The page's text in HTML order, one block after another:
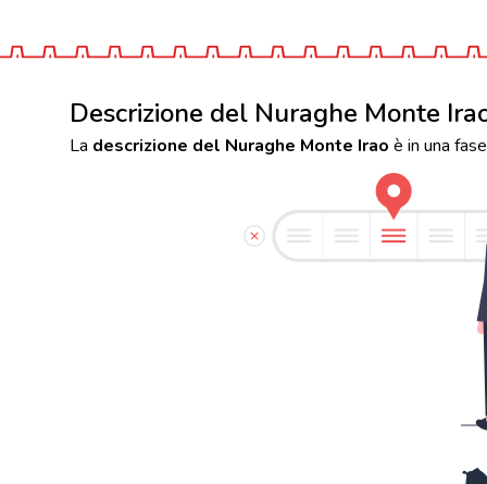
Descrizione del Nuraghe Monte
La descrizione del Nuraghe Monte Irao è in una